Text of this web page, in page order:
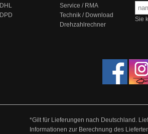
DHL
DPD
Service / RMA
Technik / Download
Drehzahlrechner
Sie
*Gilt für Lieferungen nach Deutschland.
Informationen zur Berechnung des